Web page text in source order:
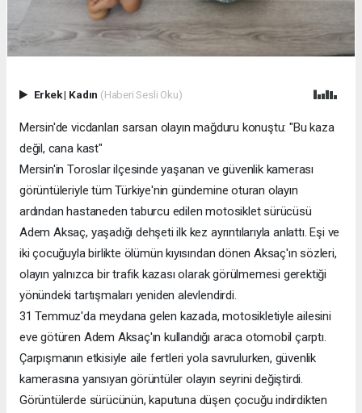
Erkek| Kadın (Haberi Sesli Oku)
Mersin'de vicdanları sarsan olayın mağduru konuştu: "Bu kaza
değil, cana kast"
Mersin'in Toroslar ilçesinde yaşanan ve güvenlik kamerası
görüntüleriyle tüm Türkiye'nin gündemine oturan olayın
ardından hastaneden taburcu edilen motosiklet sürücüsü
Adem Aksaç, yaşadığı dehşeti ilk kez ayrıntılarıyla anlattı. Eşi ve
iki çocuğuyla birlikte ölümün kıyısından dönen Aksaç'ın sözleri,
olayın yalnızca bir trafik kazası olarak görülmemesi gerektiği
yönündeki tartışmaları yeniden alevlendirdi.
31 Temmuz'da meydana gelen kazada, motosikletiyle ailesini
eve götüren Adem Aksaç'ın kullandığı araca otomobil çarptı.
Çarpışmanın etkisiyle aile fertleri yola savrulurken, güvenlik
kamerasına yansıyan görüntüler olayın seyrini değiştirdi.
Görüntülerde sürücünün, kaputuna düşen çocuğu indirdikten